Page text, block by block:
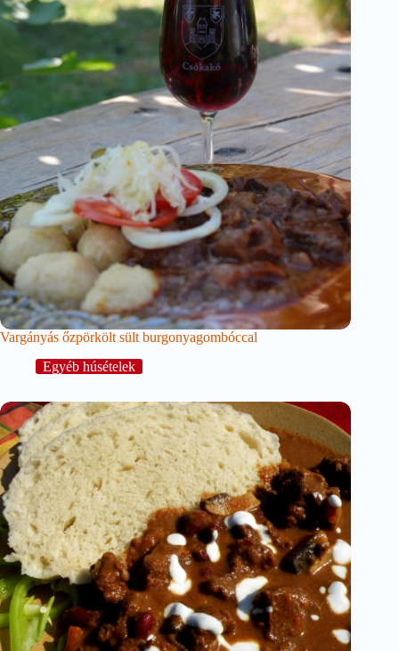
Vargányás őzpörkölt sült burgonyagombóccal
Egyéb húsételek